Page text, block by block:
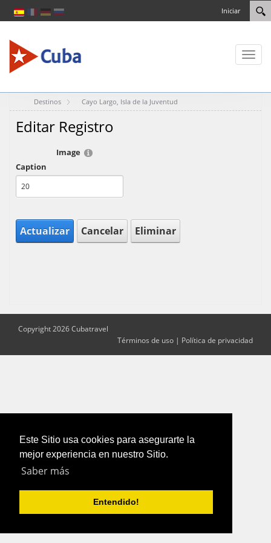
Este Sitio usa cookies para asegurarte la
mejor experiencia en nuestro Sitio.
Saber más
Entendido!
Iniciar
Toggle
Destinos Cayo Largo, Isla de la Juventud
Editar Registro
Image
Caption
Actualizar Cancelar Eliminar
Copyright 2026 Cubatravel
Términos de uso | Política de privacidad